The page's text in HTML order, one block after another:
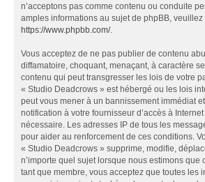
n’acceptons pas comme contenu ou conduite
amples informations au sujet de phpBB, veuillez
https://www.phpbb.com/.
Vous acceptez de ne pas publier de contenu
diffamatoire, choquant, menaçant, à caractère
contenu qui peut transgresser les lois de votre
« Studio Deadcrows » est hébergé ou les lois
peut vous mener à un bannissement immédiat
notification à votre fournisseur d’accès à
nécessaire. Les adresses IP de tous les
pour aider au renforcement de ces conditions.
« Studio Deadcrows » supprime, modifie,
n’importe quel sujet lorsque nous estimons que
tant que membre, vous acceptez que toutes les